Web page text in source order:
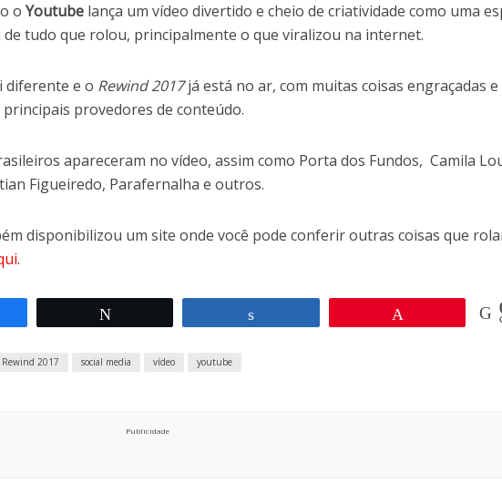
oYoutube lança um vídeo divertido e cheio de criatividade como uma
tudo que rolou, principalmente o que viralizou na internet.
diferente e o Rewind 2017já está no ar, com muitas coisas engraçadas e
provedores de conteúdo.
apareceram no vídeo, assim como Porta dos Fundos, Camila
Figueiredo, Parafernalha e outros.
disponibilizou um site onde você pode conferir outras coisas que
.
Rewind 2017 social media vídeo youtube
Publicidade